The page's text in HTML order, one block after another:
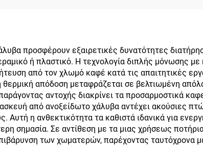
χάλυβα
νερού κύπελο
λαβή και straw
Λαβή
Κύπελο
Γραφείο
προσφέρουν εξαιρετικές δυνατότητες
ή πλαστικό. Η τεχνολογία διπλής μόνωσης με
από τον χλωμό καφέ κατά τις απαιτητικές
απόδοση μεταφράζεται σε βελτιωμένη
αντοχής διακρίνει τα προσαρμοστικά
από ανοξείδωτο χάλυβα αντέχει ακούσιες
Αυτή η ανθεκτικότητα τα καθιστά ιδανικά για
σημασία. Σε αντίθεση με τα μιας χρήσεως
των χωματερών, παρέχοντας ταυτόχρονα